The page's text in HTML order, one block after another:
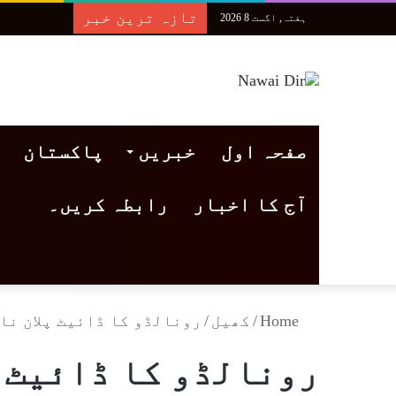
ہفتہ, اگست 8 2026 تازہ ترین خبر
صفحہ اول خبریں پاکستان
آج کا اخبار رابطہ کریں۔
/ کھیل / رونالڈو کا ڈائیٹ پلان
رونالڈو کا